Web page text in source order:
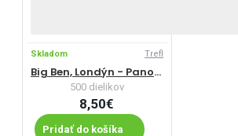
Skladom Trefl
Big Ben, Londýn - Panoramatické puzzle
500 dielikov
8,50€
Pridať do košíka